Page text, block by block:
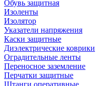
Обувь защитная
Изоленты
Изолятор
Указатели напряжения
Каски защитные
Диэлектрические коврики
Оградительные ленты
Переносное заземление
Перчатки защитные
Штанги оперативные